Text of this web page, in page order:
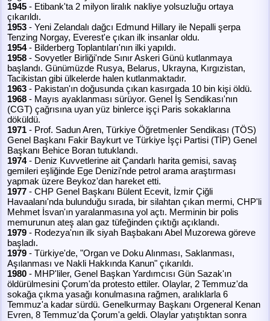
1945 - Etibank'ta 2 milyon liralık nakliye yolsuzluğu ortaya
çıkarıldı.
1953 - Yeni Zelandalı dağcı Edmund Hillary ile Nepalli şerpa
Tenzing Norgay, Everest'e çıkan ilk insanlar oldu.
1954- Bilderberg Toplantıları'nın ilki yapıldı.
1958 - Sovyetler Birliği'nde Sınır Askeri Günü kutlanmaya
başlandı. Günümüzde Rusya, Belarus, Ukrayna, Kırgızistan,
Tacikistan gibi ülkelerde halen kutlanmaktadır.
1963 - Pakistan'ın doğusunda çıkan kasırgada 10 bin kişi öldü.
1968 - Mayıs ayaklanması sürüyor. Genel İş Sendikası'nın
(CGT) çağrısına uyan yüz binlerce işçi Paris sokaklarına
döküldü.
1971 - Prof. Sadun Aren, Türkiye Öğretmenler Sendikası (TÖS)
Genel Başkanı Fakir Baykurt ve Türkiye İşçi Partisi (TİP) Genel
Başkanı Behice Boran tutuklandı.
1974- Deniz Kuvvetlerine ait Çandarlı harita gemisi, savaş
gemileri eşliğinde Ege Denizi'nde petrol arama araştırması
yapmak üzere Beykoz'dan hareket etti.
1977 - CHP Genel Başkanı Bülent Ecevit, İzmir Çiğli
Havaalanı'nda bulunduğu sırada, bir silahtan çıkan mermi, CHP'li
Mehmet İsvan'ın yaralanmasına yol açtı. Merminin bir polis
memurunun ateş alan gaz tüfeğinden çıktığı açıklandı.
1979 - Rodezya'nın ilk siyah Başbakanı Abel Muzorewa göreve
başladı.
1979 - Türkiye'de, "Organ ve Doku Alınması, Saklanması,
Aşılanması ve Nakli Hakkında Kanun" çıkarıldı.
1980 - MHP'liler, Genel Başkan Yardımcısı Gün Sazak'ın
öldürülmesini Çorum'da protesto ettiler. Olaylar, 2 Temmuz'da
sokağa çıkma yasağı konulmasına rağmen, aralıklarla 6
Temmuz'a kadar sürdü. Genelkurmay Başkanı Orgeneral Kenan
Evren, 8 Temmuz'da Çorum'a geldi. Olaylar yatıştıktan sonra